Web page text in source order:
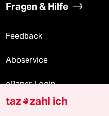
Fragen & Hilfe
Feedback
Aboservice
ePaper Login
Downloads für Abonnierende
taz zahl ich